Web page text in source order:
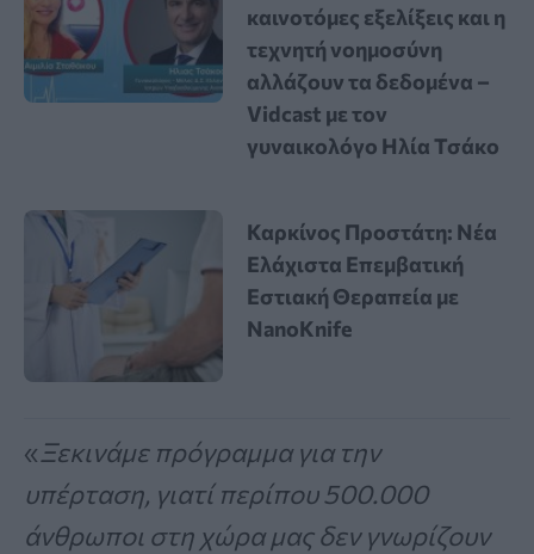
καινοτόμες εξελίξεις και η
τεχνητή νοημοσύνη
αλλάζουν τα δεδομένα –
Vidcast με τον
γυναικολόγο Ηλία Τσάκο
Καρκίνος Προστάτη: Νέα
Ελάχιστα Επεμβατική
Εστιακή Θεραπεία με
NanoKnife
«Ξεκινάμε πρόγραμμα για την
υπέρταση, γιατί περίπου 500.000
άνθρωποι στη χώρα μας δεν γνωρίζουν